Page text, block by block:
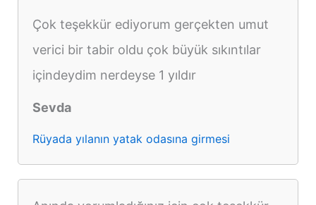
Çok teşekkür ediyorum gerçekten umut
verici bir tabir oldu çok büyük sıkıntılar
içindeydim nerdeyse 1 yıldır
Sevda
Rüyada yılanın yatak odasına girmesi